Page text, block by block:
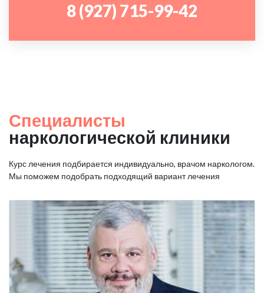
8 (927) 715-99-42
Специалисты
наркологической клиники
Курс лечения подбирается индивидуально, врачом наркологом.
Мы поможем подобрать подходящий вариант лечения